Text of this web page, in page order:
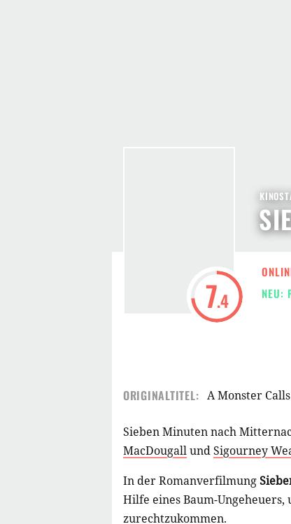
7.4
NEU:
ORIGINALTITEL: A Monster Calls
Sieben Minuten nach
MacDougallundSigourney
In der Romanverfilmung
Hilfe eines Baum-
zurechtzukommen.